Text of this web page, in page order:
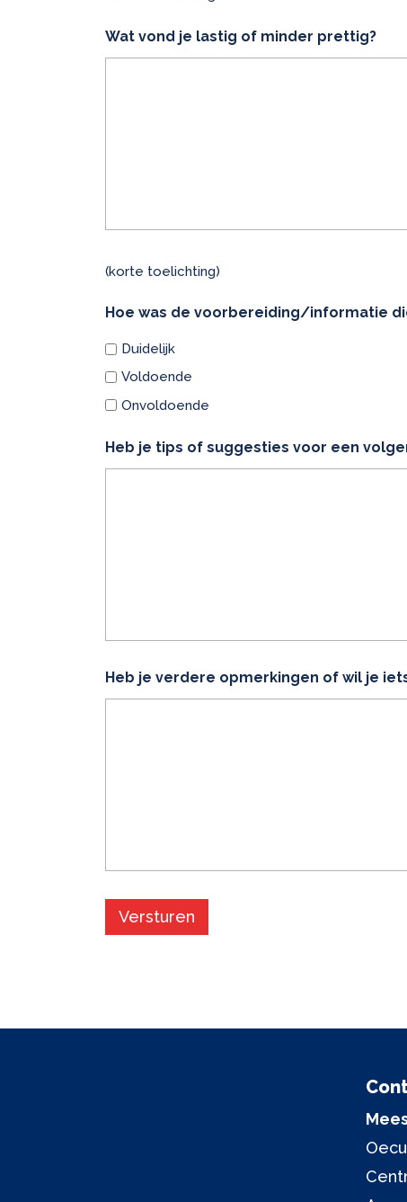
Wat vond je lastig of minder prettig?
(korte toelichting)
Hoe was de voorbereiding/informatie
Duidelijk
Voldoende
Onvoldoende
Heb je tips of suggesties voor een
Heb je verdere opmerkingen of wil je